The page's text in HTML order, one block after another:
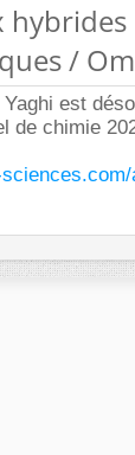
hybrides
/
est
de chimie